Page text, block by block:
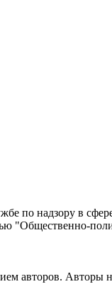
по надзору в
"Общественно-
авторов. Авторы